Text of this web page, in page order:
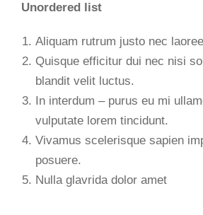
Unordered list
Aliquam rutrum justo nec
Quisque efficitur dui nec nisi
blandit velit luctus.
In interdum – purus eu mi
vulputate lorem tincidunt.
Vivamus scelerisque sapien
posuere.
Nulla glavrida dolor amet